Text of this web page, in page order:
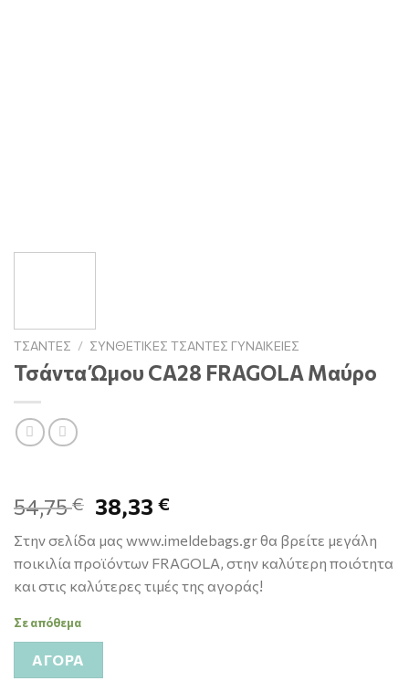
ΤΣΆΝΤΕΣ / ΣΥΝΘΕΤΙΚΈΣ ΤΣΆΝΤΕΣ ΓΥΝΑΙΚΕΊΕΣ
Τσάντα Ώμου CA28 FRAGOLA Μαύρο
54,75€ 38,33€
Στην σελίδα μας www.imeldebags.gr θα βρείτε μεγάλη
ποικιλία προϊόντων FRAGOLA, στην καλύτερη ποιότητα
και στις καλύτερες τιμές της αγοράς!
Σε απόθεμα
ΑΓΟΡΆ